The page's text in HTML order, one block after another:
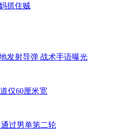
抓住贼
发射导弹 战术手语曝光
仅60厘米宽
过男单第二轮